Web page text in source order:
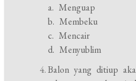
a. Menguap
b. Membeku
c. Mencair
d. Menyublim
Balon yang ditiup